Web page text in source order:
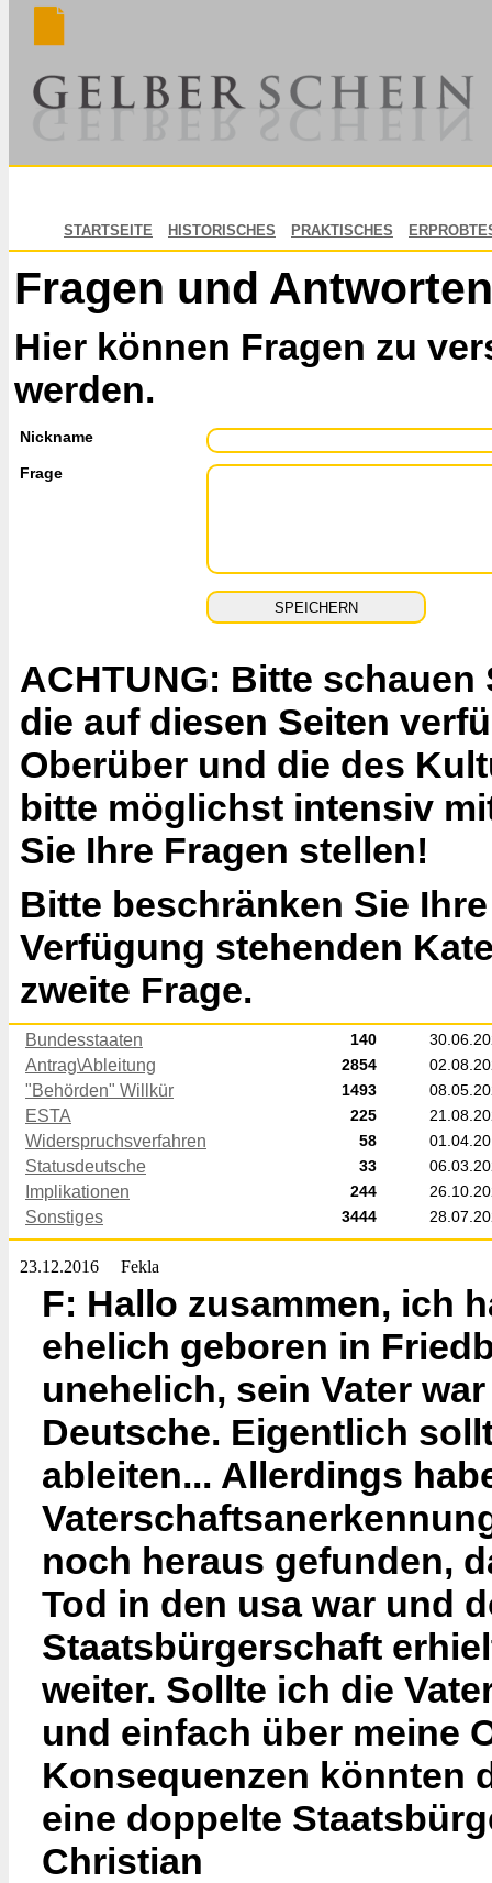
STARTSEITE HISTORISCHES PRAKTISCHES
Fragen und Antworten
Hier können Fragen zu
werden.
Nickname
Frage
ACHTUNG: Bitte
die auf diesen Seiten
Oberüber und die des
bitte möglichst intensiv
Sie Ihre Fragen stellen!
Bitte beschränken Sie
Verfügung stehenden
zweite Frage.
Bundesstaaten 140
Antrag\Ableitung 2854
"Behörden" Willkür 1493
ESTA 225
Widerspruchsverfahren 58
Statusdeutsche 33
Implikationen 244
Sonstiges 3444
23.12.2016 Fekla
F: Hallo zusammen, ich
ehelich geboren in
unehelich, sein Vater
Deutsche. Eigentlich
ableiten... Allerdings
noch heraus gefunden,
Tod in den usa war und
Staatsbürgerschaft
weiter. Sollte ich die
und einfach über meine
Konsequenzen könnten
eine doppelte
Christian